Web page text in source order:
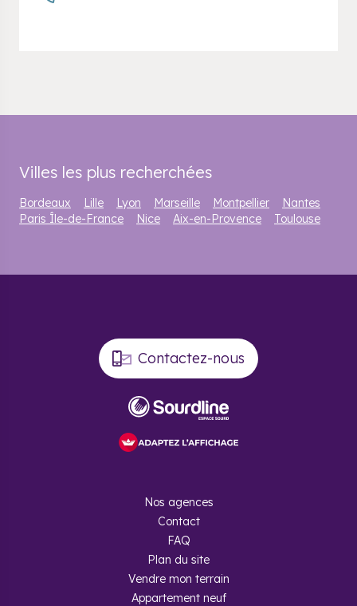
Villes les plus recherchées
Bordeaux Lille Lyon Marseille Montpellier
Nantes
Paris Île-de-France
Nice Aix-en-Provence Toulouse
Contactez-nous
Nos agences
Contact
FAQ
Plan du site
Vendre mon terrain
Appartement neuf